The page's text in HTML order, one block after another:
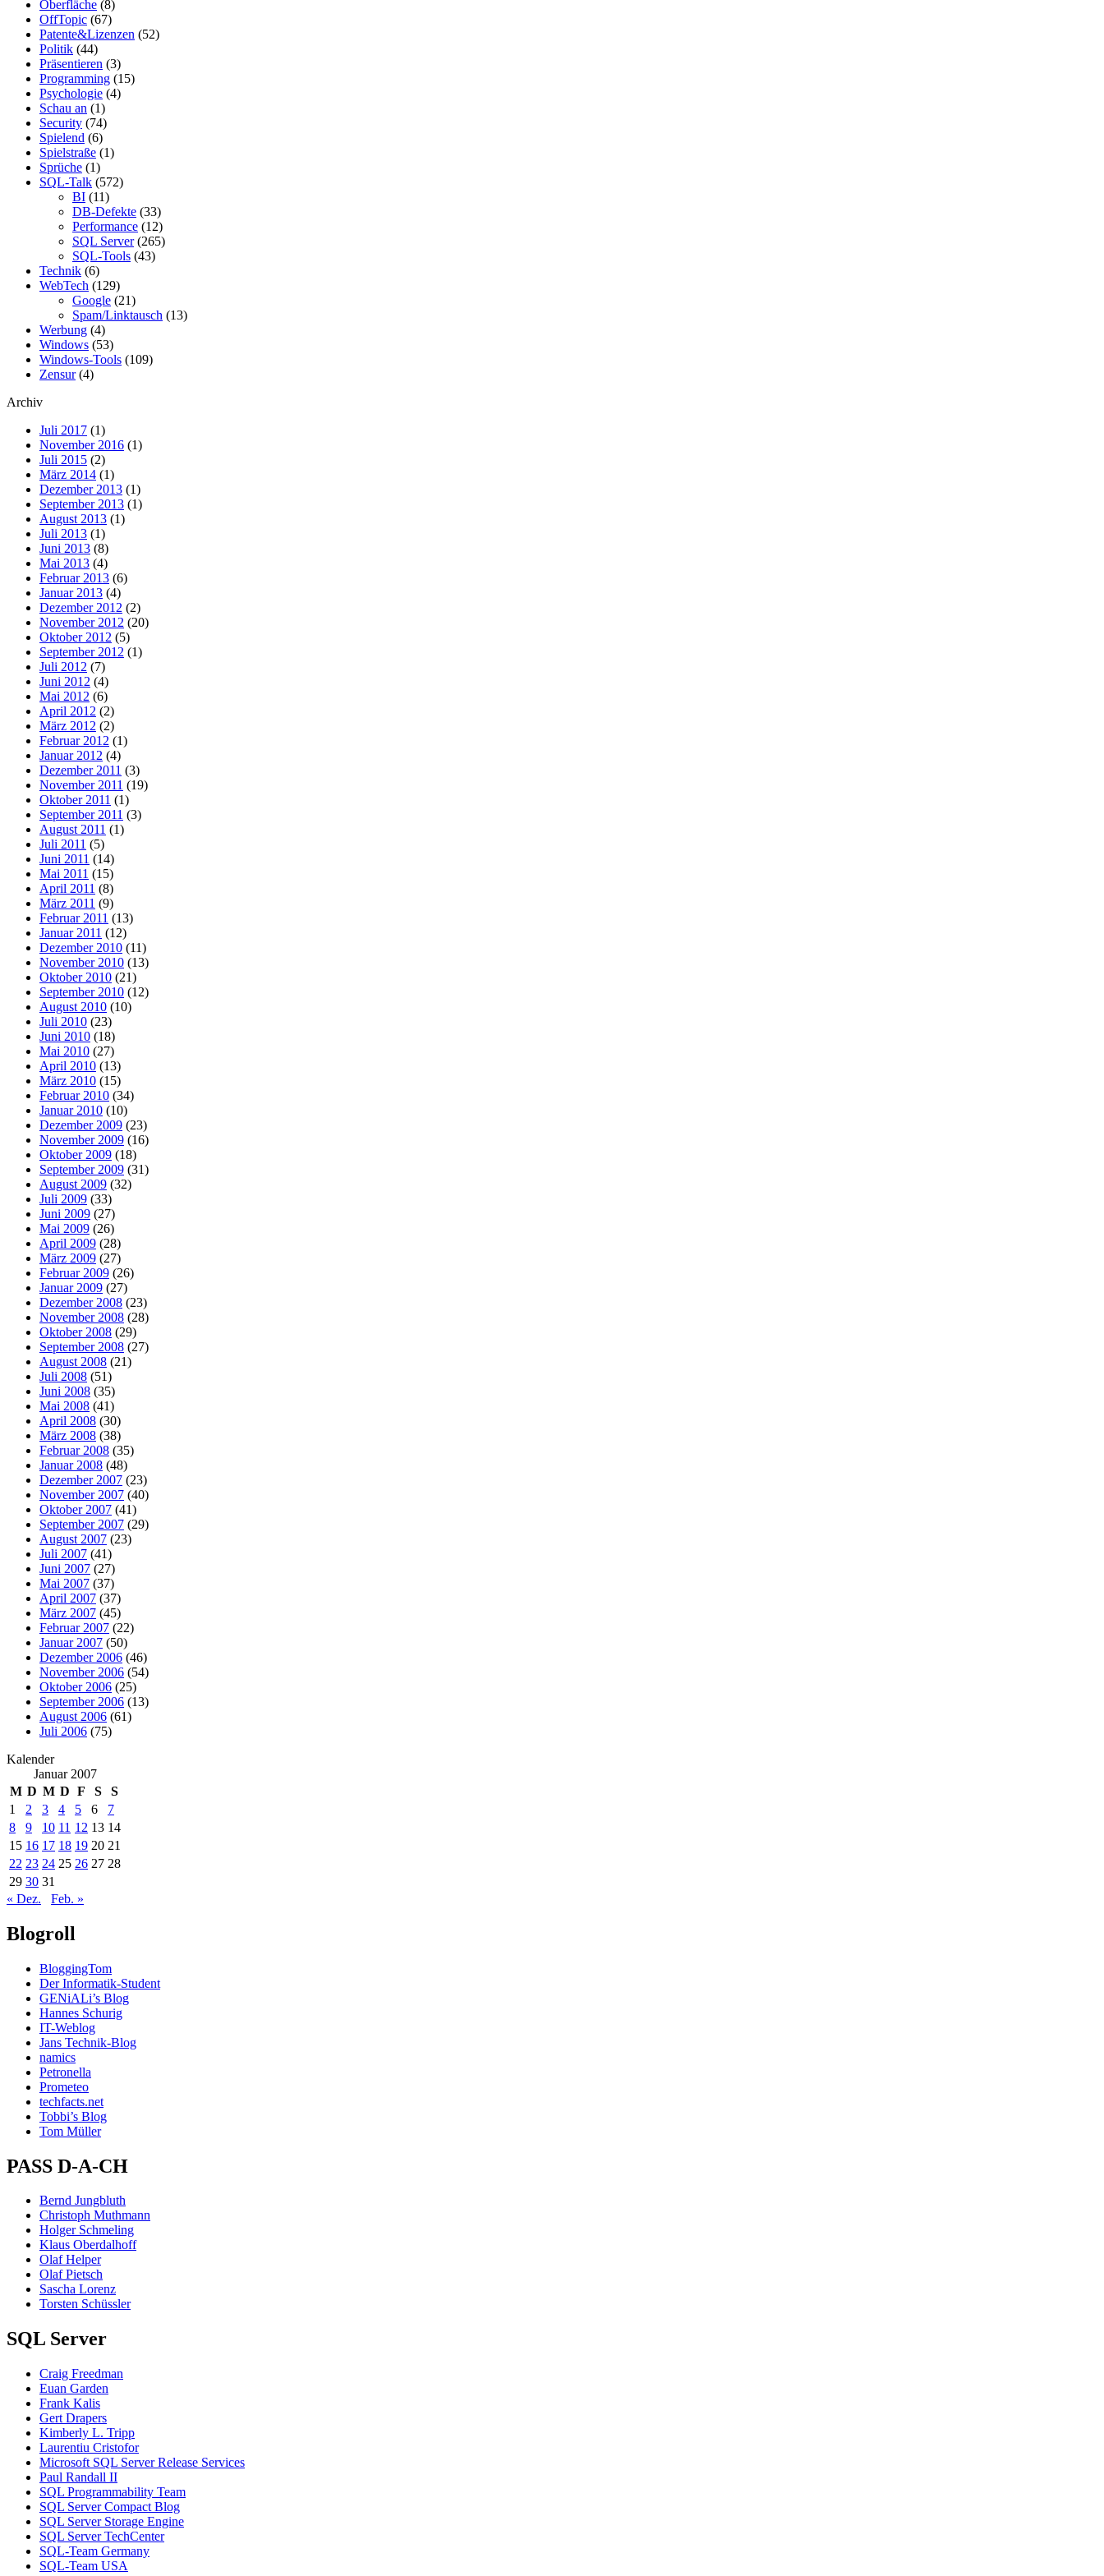
Oberfläche (8)
OffTopic (67)
Patente&Lizenzen (52)
Politik (44)
Präsentieren (3)
Programming (15)
Psychologie (4)
Schau an (1)
Security (74)
Spielend (6)
Spielstraße (1)
Sprüche (1)
SQL-Talk (572)
BI (11)
DB-Defekte (33)
Performance (12)
SQL Server(265)
SQL-Tools (43)
Technik (6)
WebTech (129)
Google (21)
Spam/Linktausch (13)
Werbung (4)
Windows (53)
Windows-Tools (109)
Zensur(4)
Archiv
Juli 2017 (1)
November 2016 (1)
Juli 2015 (2)
März 2014 (1)
Dezember 2013 (1)
September 2013 (1)
August 2013 (1)
Juli 2013 (1)
Juni 2013 (8)
Mai 2013 (4)
Februar 2013 (6)
Januar 2013 (4)
Dezember 2012 (2)
November 2012 (20)
Oktober 2012 (5)
September 2012 (1)
Juli 2012 (7)
Juni 2012 (4)
Mai 2012 (6)
April 2012 (2)
März 2012 (2)
Februar 2012 (1)
Januar 2012 (4)
Dezember 2011 (3)
November 2011 (19)
Oktober 2011 (1)
September 2011 (3)
August 2011 (1)
Juli 2011 (5)
Juni 2011 (14)
Mai 2011 (15)
April 2011 (8)
März 2011 (9)
Februar 2011 (13)
Januar 2011 (12)
Dezember 2010 (11)
November 2010 (13)
Oktober 2010 (21)
September 2010 (12)
August 2010 (10)
Juli 2010 (23)
Juni 2010 (18)
Mai 2010 (27)
April 2010 (13)
März 2010 (15)
Februar 2010 (34)
Januar 2010 (10)
Dezember 2009 (23)
November 2009 (16)
Oktober 2009 (18)
September 2009 (31)
August 2009 (32)
Juli 2009 (33)
Juni 2009 (27)
Mai 2009 (26)
April 2009 (28)
März 2009 (27)
Februar 2009 (26)
Januar 2009 (27)
Dezember 2008 (23)
November 2008 (28)
Oktober 2008 (29)
September 2008 (27)
August 2008 (21)
Juli 2008 (51)
Juni 2008 (35)
Mai 2008 (41)
April 2008 (30)
März 2008 (38)
Februar 2008 (35)
Januar 2008 (48)
Dezember 2007 (23)
November 2007 (40)
Oktober 2007 (41)
September 2007 (29)
August 2007 (23)
Juli 2007 (41)
Juni 2007 (27)
Mai 2007 (37)
April 2007 (37)
März 2007 (45)
Februar 2007 (22)
Januar 2007 (50)
Dezember 2006 (46)
November 2006 (54)
Oktober 2006 (25)
September 2006 (13)
August 2006 (61)
Juli 2006 (75)
Kalender
Januar 2007
M D M D F S
S
1
2 3 4 5 6
7
8
9 10 11 12 13 14
15 16 17 18 19 20 21
22 23 24 25 26 27 28
29 30 31
« Dez.
Feb. »
Blogroll
BloggingTom
Der Informatik-Student
GENiALi’s Blog
Hannes Schurig
IT-Weblog
Jans Technik-Blog
namics
Petronella
Prometeo
techfacts.net
Tobbi’s Blog
Tom Müller
PASS D-A-CH
Bernd Jungbluth
Christoph Muthmann
Holger Schmeling
Klaus Oberdalhoff
Olaf Helper
Olaf Pietsch
Sascha Lorenz
Torsten Schüssler
SQL Server
Craig Freedman
Euan Garden
Frank Kalis
Gert Drapers
Kimberly L. Tripp
Laurentiu Cristofor
Microsoft SQL Server Release Services
Paul Randall II
SQL Programmability Team
SQL Server Compact Blog
SQL Server Storage Engine
SQL Server TechCenter
SQL-Team Germany
SQL-Team USA